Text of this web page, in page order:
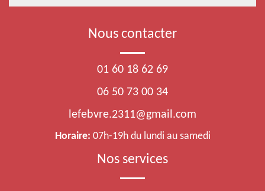
Nous contacter
01 60 18 62 69
06 50 73 00 34
lefebvre.2311@gmail.com
Horaire: 07h-19h du lundi au samedi
Nos services